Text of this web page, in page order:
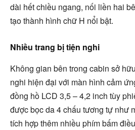
dài hết chiều ngang, nối liền hai
tạo thành hình chữ H nổi bật.
Nhiều trang bị tiện nghi
Không gian bên trong cabin sở
nghi hiện đại với màn hình cảm
đồng hồ LCD 3,5 – 4,2 inch tùy
được bọc da 4 chấu tương tự như
tích hợp thêm nhiều phím bấm